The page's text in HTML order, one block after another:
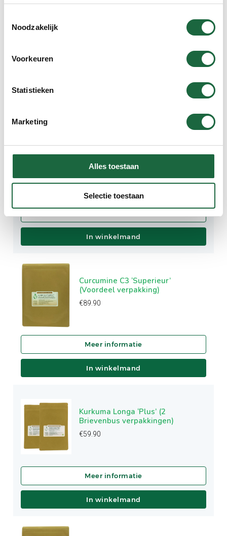
Noodzakelijk
Voorkeuren
Statistieken
Marketing
Alles toestaan
Selectie toestaan
Groenlipmossel & Curcumine C3
combinatie (brievenbus
verpakking)
In winkelmand
Curcumine C3 ‘Superieur’
(Voordeel verpakking)
€89.90
In winkelmand
Kurkuma Longa ‘Plus’ (2
Brievenbus verpakkingen)
€59.90
In winkelmand